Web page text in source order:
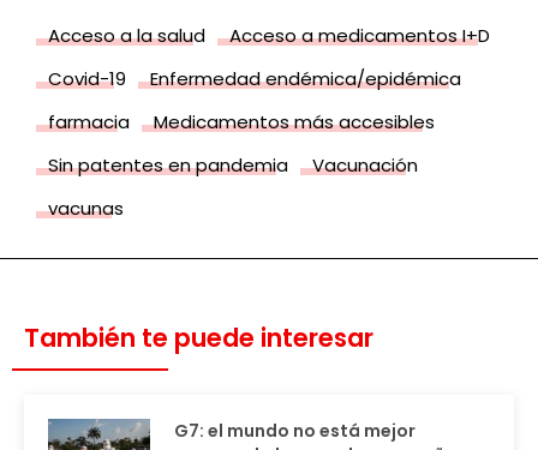
Acceso a la salud
Acceso a medicamentos I+D
Covid-19
Enfermedad endémica/epidémica
farmacia
Medicamentos más accesibles
Sin patentes en pandemia
Vacunación
vacunas
También te puede interesar
G7: el mundo no está mejor